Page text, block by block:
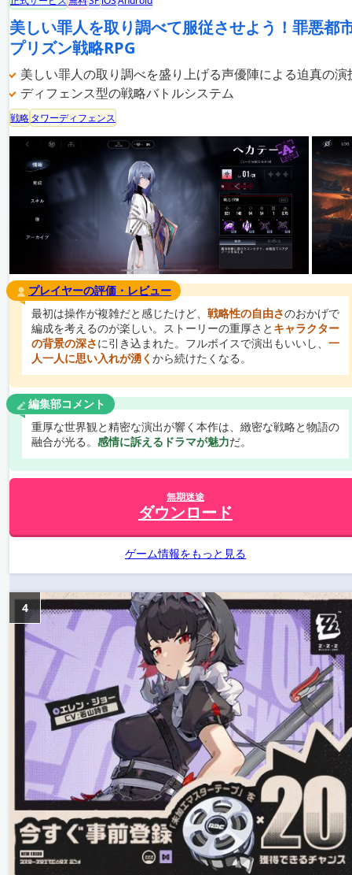
美しい罪人を取り調べて服従させよう！罪悪都
プリズン戦略RPG
美しい罪人の取り調べを盛り上げる声優陣による迫真の演
ディフェンス型の戦略バトルシステム
戦略タワーディフェンス
プレイヤーの評価・レビュー
最初は操作が複雑だと感じたけど、 戦略性の自由さのおかげで
編成を考えるのが楽しい。ストーリーの重厚さと キャラクター
の背景の深さに引き込まれた。フルボイスで演出もいいし、 一
人一人に思い入れが湧く から続けたくなる。
編集部コメント
重厚な世界観と精密な演出が響く本作は、緻密な戦略と物語の
融合が光る。 感情に訴えるドラマが魅力だ。
無期迷途
ダウンロード
ゲーム情報をもっと見る
4